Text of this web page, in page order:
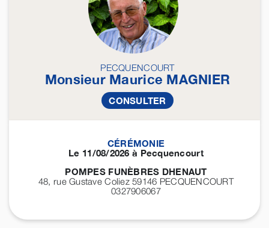
PECQUENCOURT
Monsieur Maurice MAGNIER
CONSULTER
CÉRÉMONIE
Le 11/08/2026 à Pecquencourt
POMPES FUNÈBRES DHENAUT
48, rue Gustave Coliez 59146 PECQUENCOURT
0327906067